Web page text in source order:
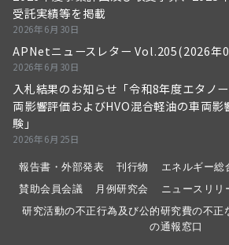
受託実績等を掲載
2026年6月30日
APNetニュースレター Vol.205(2026年
2026年6月30日
入札結果のお知らせ「令和8年度エタノ
両影響評価およびHVO混合軽油の車両影
験」
2026年6月25日
報告書・外部発表 刊行物
エネルギー総
賛助会員会議
月例研究会 ニュースリリ
研究活動の不正行為及び公的研究費の不正
の通報窓口